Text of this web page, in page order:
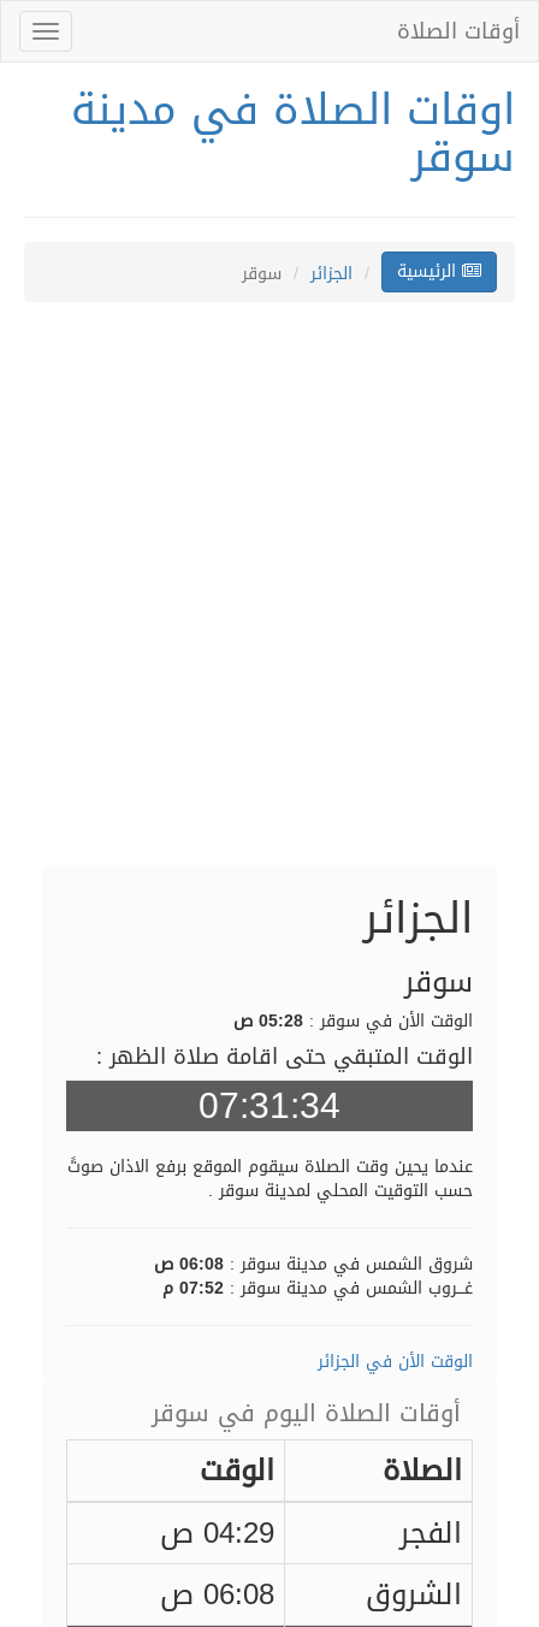
أوقات الصلاة
اوقات الصلاة في مدينة
سوقر
الرئيسية الجزائر سوقر
الجزائر
سوقر
الوقت الأن في سوقر : 05:28 ص
الوقت المتبقي حتى اقامة صلاة الظهر :
07:31:33
عندما يحين وقت الصلاة سيقوم الموقع برفع الاذان صوتً
حسب التوقيت المحلي لمدينة سوقر .
شروق الشمس في مدينة سوقر : 06:08 ص
غـــروب الشمس في مدينة سوقر : 07:52 م
الوقت الأن في الجزائر
أوقات الصلاة اليوم في سوقر
الصلاة
الوقت
الفجر
04:29 ص
الشروق
06:08 ص